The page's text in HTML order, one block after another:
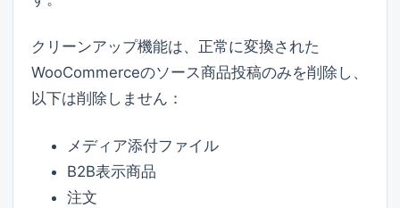
クリーンアップ機能は、正常に変換された
WooCommerceのソース商品投稿のみを削除し、
以下は削除しません：
メディア添付ファイル
B2B表示商品
注文